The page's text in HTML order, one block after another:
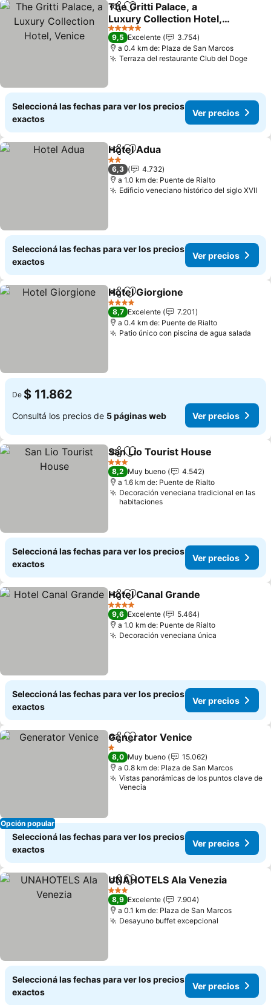
Compartir
Añadir a favoritos
The Gritti Palace, a
Luxury Collection Hotel,
Venice
Ver precios
5 Estrellas
9,5 Excelente
3.754
a 0.4 km de: Plaza de San Marcos
Terraza del restaurante Club del DogeVer
Seleccioná las fechas para ver los precios
exactos
Ver precios
CompartirAñadir a favoritos
Hotel Adua
2 Estrellas
6,3
4.732
a 1.0 km de: Puente de Rialto
Edificio veneciano histórico del siglo XVII
Seleccioná las fechas para ver los precios
exactos
Ver precios
CompartirAñadir a favoritos
Hotel Giorgione
4 Estrellas
8,7 Excelente
7.201
a 0.4 km de: Puente de Rialto
Patio único con piscina de agua salada
De $ 11.862
Consultá los precios de 5 páginas web Ver precios
CompartirAñadir a favoritos
San Lio Tourist House
3 Estrellas
8,2 Muy bueno
4.542
a 1.6 km de: Puente de Rialto
Decoración veneciana tradicional en las
habitaciones
Seleccioná las fechas para ver los precios
exactos
Ver precios
CompartirAñadir a favoritos
Hotel Canal Grande
4 Estrellas
9,6 Excelente
5.464
a 1.0 km de: Puente de Rialto
Decoración veneciana única
Seleccioná las fechas para ver los precios
exactos
Ver precios
Opción popular
CompartirAñadir a favoritos
Generator Venice
1 Estrellas
8,0 Muy bueno
15.062
a 0.8 km de: Plaza de San Marcos
Vistas panorámicas de los puntos clave de
Venecia
Seleccioná las fechas para ver los precios
exactos
Ver precios
CompartirAñadir a favoritos
UNAHOTELS Ala Venezia
3 Estrellas
8,9 Excelente
7.904
a 0.1 km de: Plaza de San Marcos
Desayuno buffet excepcional
Seleccioná las fechas para ver los precios
exactos
Ver precios